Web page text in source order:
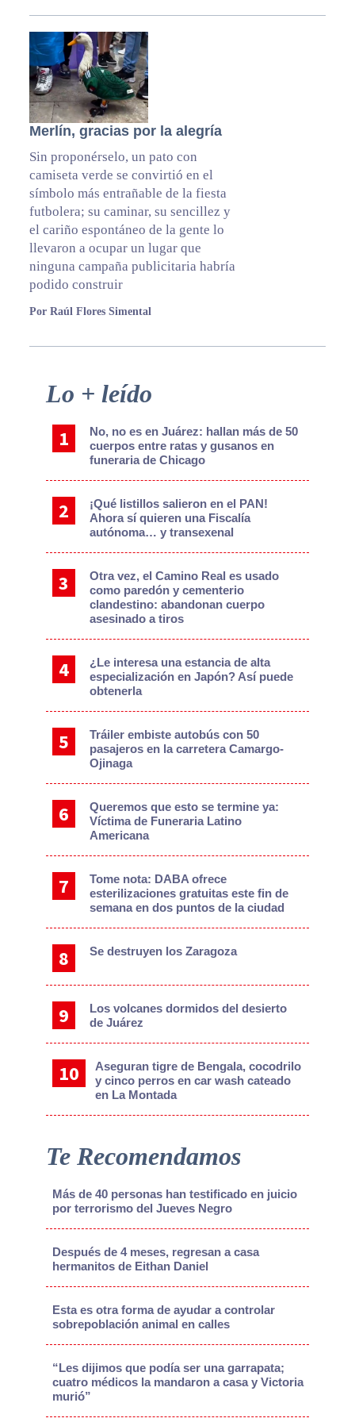
Merlín, gracias por la alegría
Sin proponérselo, un pato con
camiseta verde se convirtió en el
símbolo más entrañable de la fiesta
futbolera; su caminar, su sencillez y
el cariño espontáneo de la gente lo
llevaron a ocupar un lugar que
ninguna campaña publicitaria habría
podido construir
Por Raúl Flores Simental
Primary
Lo + leído
No, no es en Juárez: hallan más de 50
cuerpos entre ratas y gusanos en
funeraria de Chicago
¡Qué listillos salieron en el PAN!
Ahora sí quieren una Fiscalía
autónoma… y transexenal
Otra vez, el Camino Real es usado
como paredón y cementerio
clandestino: abandonan cuerpo
asesinado a tiros
¿Le interesa una estancia de alta
especialización en Japón? Así puede
obtenerla
Tráiler embiste autobús con 50
pasajeros en la carretera Camargo-
Ojinaga
Queremos que esto se termine ya:
Víctima de Funeraria Latino
Americana
Tome nota: DABA ofrece
esterilizaciones gratuitas este fin de
semana en dos puntos de la ciudad
Se destruyen los Zaragoza
Los volcanes dormidos del desierto
de Juárez
Aseguran tigre de Bengala, cocodrilo
y cinco perros en car wash cateado
en La Montada
Te Recomendamos
Más de 40 personas han testificado en juicio
por terrorismo del Jueves Negro
Después de 4 meses, regresan a casa
hermanitos de Eithan Daniel
Esta es otra forma de ayudar a controlar
sobrepoblación animal en calles
“Les dijimos que podía ser una garrapata;
cuatro médicos la mandaron a casa y Victoria
murió”